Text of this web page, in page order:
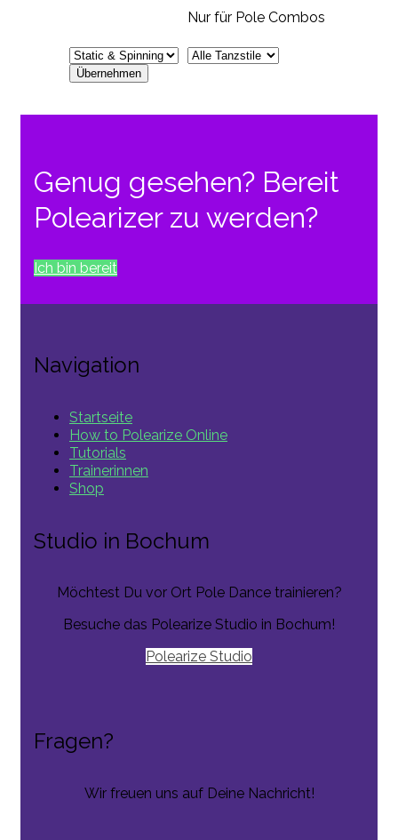
Nur für Pole Combos
Genug gesehen? Bereit
Polearizer zu werden?
Ich bin bereit
Navigation
Startseite
How to Polearize Online
Tutorials
Trainerinnen
Shop
Studio in Bochum
Möchtest Du vor Ort Pole Dance trainieren?
Besuche das Polearize Studio in Bochum!
Polearize Studio
Fragen?
Wir freuen uns auf Deine Nachricht!